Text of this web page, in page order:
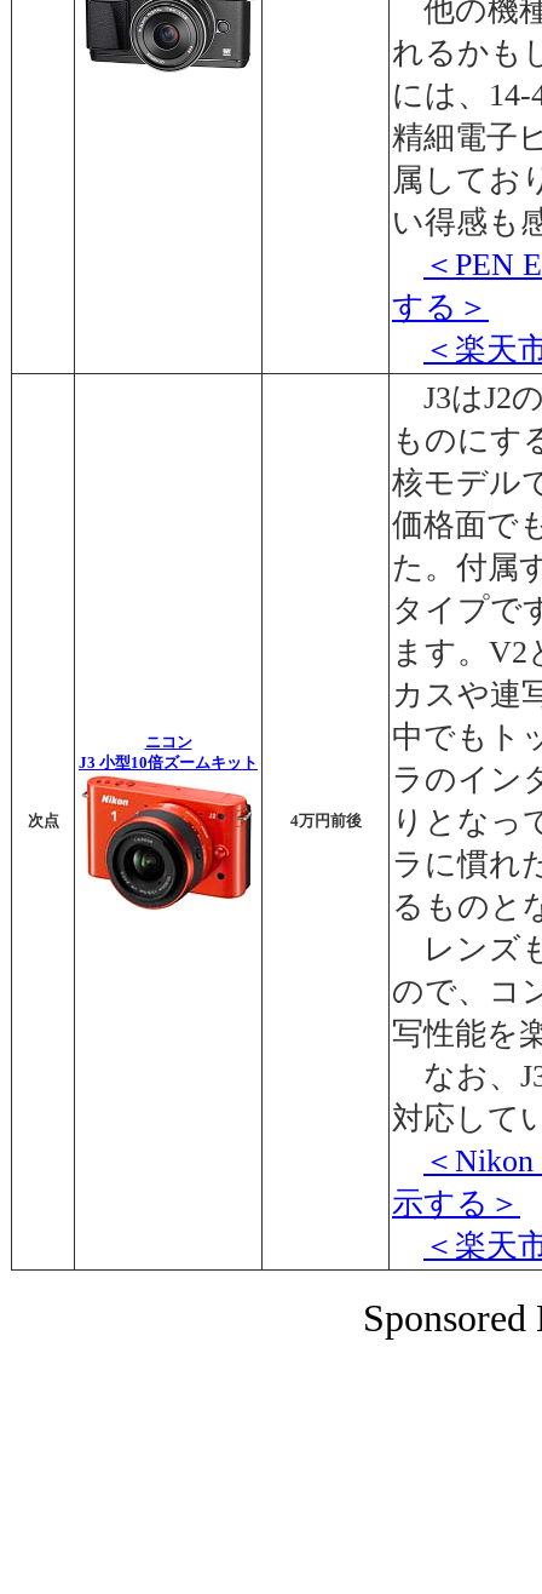
他の機
れるかも
には、
精細電子
属してお
い得感も
＜PEN
する＞
＜楽天
次点
ニコン
J3 小型10倍ズームキット
4万円前後
J3はJ2
ものにす
核モデル
価格面で
た。付属
タイプで
ます。V2
カスや連
中でもト
ラのイン
りとなっ
ラに慣れ
るものと
レンズ
ので、コ
写性能を
なお、
対応して
＜
示する＞
＜楽天